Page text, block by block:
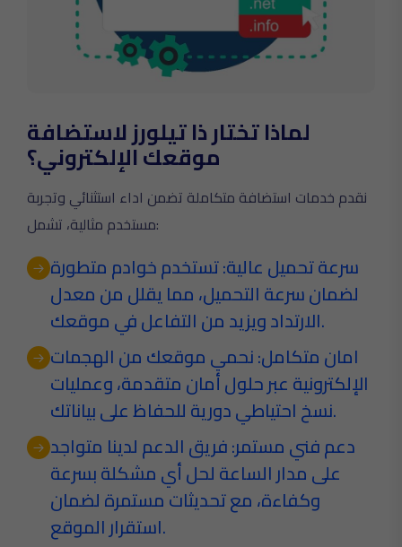
لماذا تختار ذا تيلورز لاستضافة
موقعك الإلكتروني؟
نقدم خدمات استضافة متكاملة تضمن اداء استثنائي وتجربة
مستخدم مثالية، تشمل:
سرعة تحميل عالية: تستخدم خوادم متطورة
لضمان سرعة التحميل، مما يقلل من معدل
الارتداد ويزيد من التفاعل في موقعك.
امان متكامل: نحمي موقعك من الهجمات
الإلكترونية عبر حلول أمان متقدمة، وعمليات
نسخ احتياطي دورية للحفاظ على بياناتك.
دعم فني مستمر: فريق الدعم لدينا متواجد
على مدار الساعة لحل أي مشكلة بسرعة
وكفاءة، مع تحديثات مستمرة لضمان
استقرار الموقع.